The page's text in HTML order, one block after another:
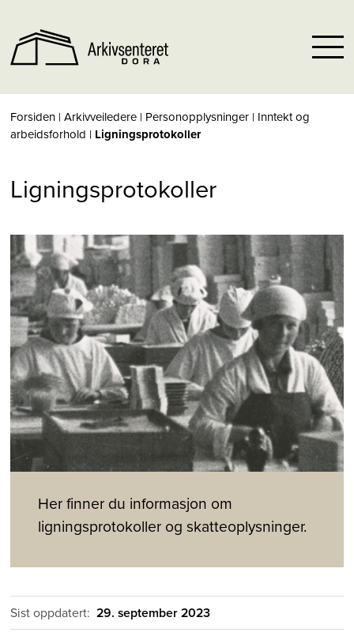
Forsiden |Arkivveiledere | Personopplysninger | Inntekt og
arbeidsforhold | Ligningsprotokoller
Ligningsprotokoller
Her finner du informasjon om
ligningsprotokoller og skatteoplysninger.
Sist oppdatert: 29. september 2023